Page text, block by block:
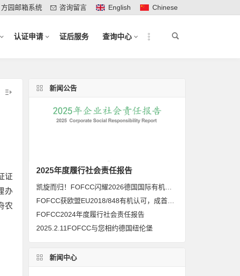
方园邮箱系统 咨询留言 English Chinese
认证申请 证后服务 查询中心
证
办
农
新闻公告
2025年度履行社会责任报告
FOFCC2024年度履行社会责任报告
2025.2.11FOFCC与您相约德国纽伦堡
新闻中心